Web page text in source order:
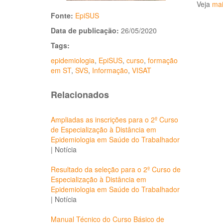
Fonte: EpiSUS
Data de publicação: 26/05/2020
Tags:
epidemiologia, EpiSUS, curso, formação
em ST, SVS, Informação, VISAT
Relacionados
Ampliadas as inscrições para o 2º Curso
de Especialização à Distância em
Epidemiologia em Saúde do Trabalhador
| Notícia
Resultado da seleção para o 2º Curso de
Especialização à Distância em
Epidemiologia em Saúde do Trabalhador
| Notícia
Manual Técnico do Curso Básico de
Veja